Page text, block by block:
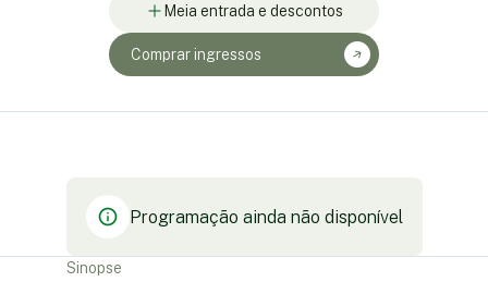
Meia entrada e descontos
Comprar ingressos
Programação ainda não disponível
Sinopse